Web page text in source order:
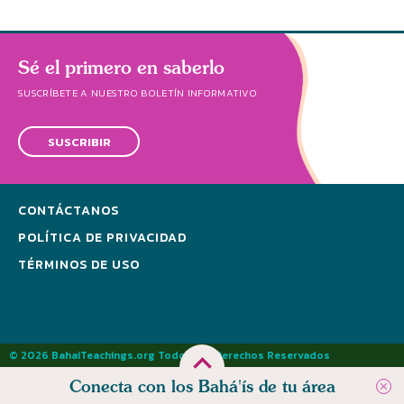
Conecta con los Bahá'ís de tu área
Sé el primero en saberlo
SUSCRÍBETE A NUESTRO BOLETÍN INFORMATIVO
SUSCRIBIR
CONTÁCTANOS
POLÍTICA DE PRIVACIDAD
TÉRMINOS DE USO
© 2026 BahaiTeachings.org Todos los Derechos Reservados